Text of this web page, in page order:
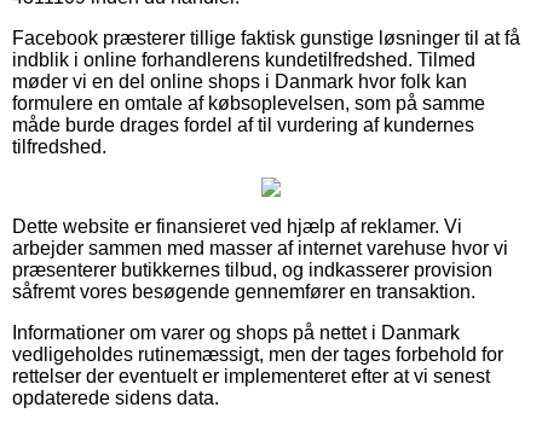
Facebook præsterer tillige faktisk gunstige løsninger til at få
indblik i online forhandlerens kundetilfredshed. Tilmed
møder vi en del online shops i Danmark hvor folk kan
formulere en omtale af købsoplevelsen, som på samme
måde burde drages fordel af til vurdering af kundernes
tilfredshed.
Dette website er finansieret ved hjælp af reklamer. Vi
arbejder sammen med masser af internet varehuse hvor vi
præsenterer butikkernes tilbud, og indkasserer provision
såfremt vores besøgende gennemfører en transaktion.
Informationer om varer og shops på nettet i Danmark
vedligeholdes rutinemæssigt, men der tages forbehold for
rettelser der eventuelt er implementeret efter at vi senest
opdaterede sidens data.